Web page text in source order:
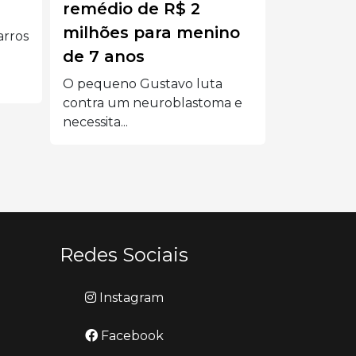
470, em Campos
Novos
Grave acidente na BR-470,
em Campos Novos, deixou
um...
Redes Sociais
Instagram
Facebook